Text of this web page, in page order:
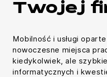
Twojej
Mobilność i usługi
nowoczesne miejsca
kiedykolwiek, ale
informatycznych i